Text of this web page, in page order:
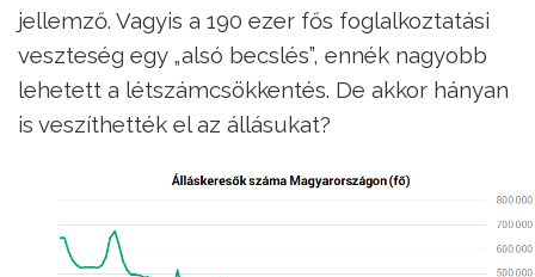
jellemző. Vagyis a 190 ezer fős foglalkoztatási
veszteség egy „alsó becslés”, ennék nagyobb
lehetett a létszámcsökkentés. De akkor hányan
is veszíthették el az állásukat?